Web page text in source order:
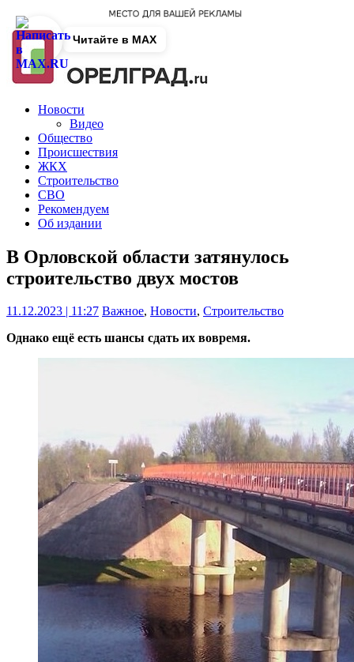
Новости
Видео
Общество
Происшествия
ЖКХ
Строительство
СВО
Рекомендуем
Об издании
В Орловской области затянулось
строительство двух мостов
11.12.2023 | 11:27 Важное, Новости, Строительство
Однако ещё есть шансы сдать их вовремя.
Читайте в MAX